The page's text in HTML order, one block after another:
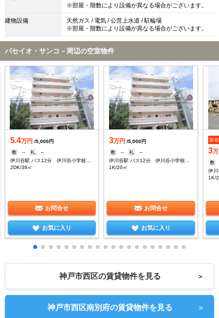
※部屋・階数により設備が異なる場合がございます。
建物設備
天然ガス / 電気 / 公営上水道 / 駐輪場
※部屋・階数により設備が異なる場合がございます。
パセイオ・サンコ－周辺の空室物件
5.4万円 /5,000円
敷
-- 礼
--
伊川谷駅 バス12分 伊川谷小学校下車：停歩5分
2DK/38㎡
お問合せ
お気に入り
3万円 /5,000円
敷
-- 礼
--
1K/20㎡
お問合せ
お気に入り
新着
3
敷
1K/
神戸市西区の賃貸物件を見る ＞
神戸市西区南別府の賃貸物件を見る ＞